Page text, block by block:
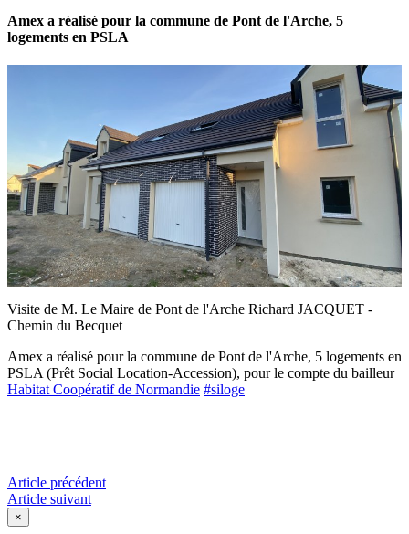
Amex a réalisé pour la commune de Pont de l'Arche, 5
logements en PSLA
Visite de M. Le Maire de Pont de l'Arche Richard JACQUET -
Chemin du Becquet
Amex a réalisé pour la commune de Pont de l'Arche, 5 logements en
PSLA (Prêt Social Location-Accession), pour le compte du bailleur
Habitat Coopératif de Normandie #siloge
Article précédent
Article suivant
×